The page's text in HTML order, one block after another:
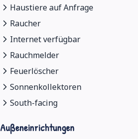
Haustiere auf Anfrage
Raucher
Internet verfügbar
Rauchmelder
Feuerlöscher
Sonnenkollektoren
South-facing
Außeneinrichtungen